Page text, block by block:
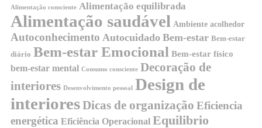
Alimentação consciente Alimentação equilibrada
Alimentação saudável Ambiente acolhedor
Autoconhecimento Autocuidado Bem-estar Bem-estar
diário Bem-estar Emocional Bem-estar físico
bem-estar mental Consumo consciente Decoração de
interiores Desenvolvimento pessoal
Design de
interioresDicas de organização Eficiencia
energética Eficiência Operacional Equilibrio